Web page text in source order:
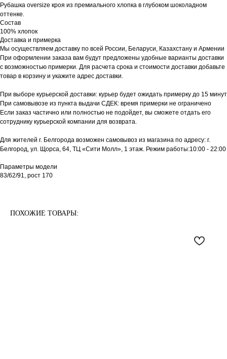
Рубашка oversize кроя из премиального хлопка в глубоком шоколадном
оттенке.
Состав
100% хлопок
Доставка и примерка
Мы осуществляем доставку по всей России, Беларуси, Казахстану и Армении
При оформлении заказа вам будут предложены удобные варианты доставки
с возможностью примерки. Для расчета срока и стоимости доставки добавьте
товар в корзину и укажите адрес доставки.
При выборе курьерской доставки: курьер будет ожидать примерку до 15 минут
При самовывозе из пункта выдачи СДЕК: время примерки не ограничено
Если заказ частично или полностью не подойдет, вы сможете отдать его
сотруднику курьерской компании для возврата.
Для жителей г. Белгорода возможен самовывоз из магазина по адресу: г.
Белгород, ул. Щорса, 64, ТЦ «Сити Молл», 1 этаж. Режим работы:10:00 - 22:00
Параметры модели
83/62/91, рост 170
ПОХОЖИЕ ТОВАРЫ: